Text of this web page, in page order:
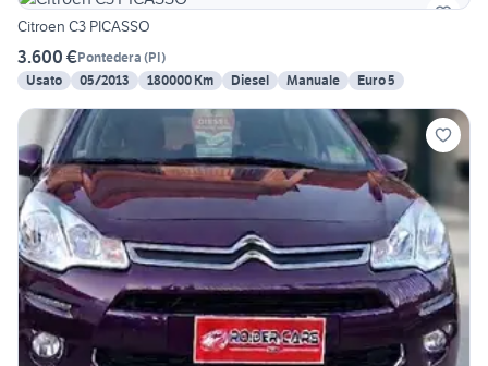
Citroen C3 PICASSO
3.600 €Pontedera (PI)
Usato
05/2013 180000 Km Diesel Manuale Euro 5